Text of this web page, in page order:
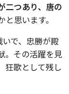
二つあり、唐の
思います。
で、忠勝が殿
。その活躍を見
狂歌として残し